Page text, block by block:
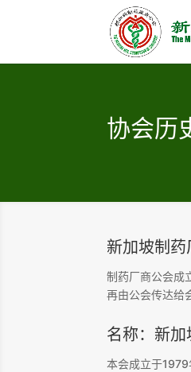
协会历
新加坡制药
制药厂商公会成
再由公会传达给
名称：新
本会成立于1979